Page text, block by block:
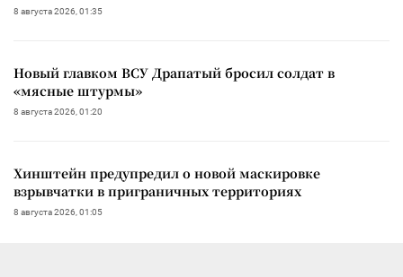
8 августа 2026, 01:35
Новый главком ВСУ Драпатый бросил солдат в
«мясные штурмы»
8 августа 2026, 01:20
Хинштейн предупредил о новой маскировке
взрывчатки в приграничных территориях
8 августа 2026, 01:05